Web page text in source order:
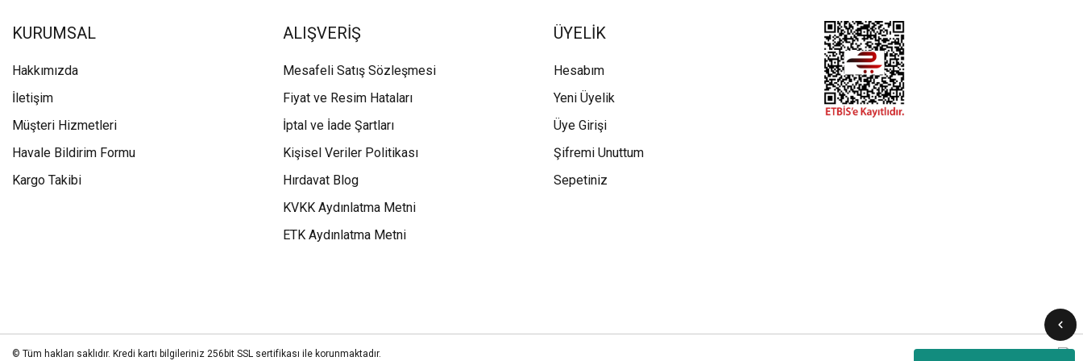
KURUMSAL
Hakkımızda
İletişim
Müşteri Hizmetleri
Havale Bildirim Formu
Kargo Takibi
ALIŞVERİŞ
Mesafeli Satış Sözleşmesi
Fiyat ve Resim Hataları
İptal ve İade Şartları
Kişisel Veriler Politikası
Hırdavat Blog
KVKK Aydınlatma Metni
ETK Aydınlatma Metni
ÜYELİK
Hesabım
Yeni Üyelik
Üye Girişi
Şifremi Unuttum
Sepetiniz
© Tüm hakları saklıdır. Kredi kartı bilgileriniz 256bit SSL sertifikası ile korunmaktadır.